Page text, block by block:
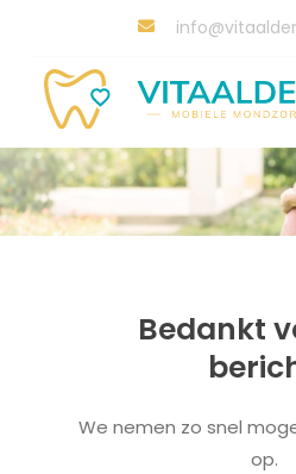
Bedankt
We nemen zo snel
op.